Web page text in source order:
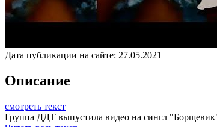
Дата публикации на сайте: 27.05.2021
Описание
смотреть текст
Группа ДДТ выпустила видео на сингл